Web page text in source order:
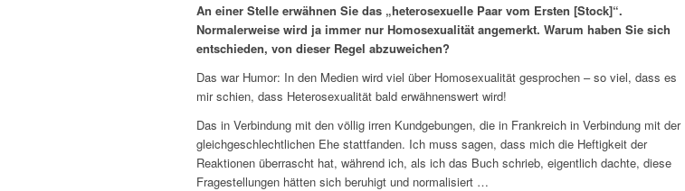
An einer Stelle erwähnen Sie das „heterosexuelle Paar vom Ersten [Stock]“.
Normalerweise wird ja immer nur Homosexualität angemerkt. Warum haben Sie sich
entschieden, von dieser Regel abzuweichen?
Das war Humor: In den Medien wird viel über Homosexualität gesprochen – so viel, dass es
mir schien, dass Heterosexualität bald erwähnenswert wird!
Das in Verbindung mit den völlig irren Kundgebungen, die in Frankreich in Verbindung mit der
gleichgeschlechtlichen Ehe stattfanden. Ich muss sagen, dass mich die Heftigkeit der
Reaktionen überrascht hat, während ich, als ich das Buch schrieb, eigentlich dachte, diese
Fragestellungen hätten sich beruhigt und normalisiert …